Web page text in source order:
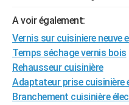
LIFESTYLE
Art de vivre
Bien-être
Loisirs
Mode
Modes de vie
SANTE
Alimentation
Guide de la santé
Maladies
Médicaments
Sommeil
VOYAGE
Destinations
City break
Voyage nature
Voyage de noces
Forum
Climat
+PHOTO
A voir également:
Vernis sur cuisiniere neuve
Temps séchage vernis bois
Rehausseur cuisinière
Adaptateur prise cuisinière
Branchement cuisinière